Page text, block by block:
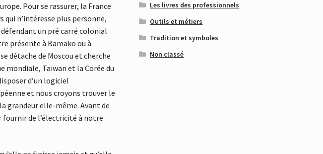
Pour se rassurer, la France
qui n’intéresse plus personne,
un pré carré colonial
présente à Bamako ou à
détache de Moscou et cherche
mondiale, Taïwan et la Corée du
d’un logiciel
et nous croyons trouver le
grandeur elle-même. Avant de
de l’électricité à notre
Les livres des professionnels
Outils et métiers
Tradition et symboles
Non classé